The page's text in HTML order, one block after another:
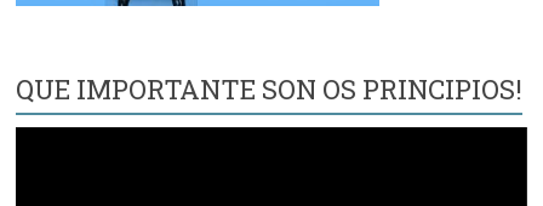
QUE IMPORTANTE SON OS PRINCIPIOS!